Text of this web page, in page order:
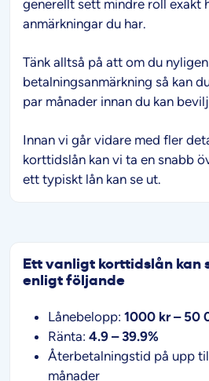
generellt sett mindre roll exakt
anmärkningar du har.
Tänk alltså på att om du
betalningsanmärkning så kan
par månader innan du kan
Innan vi går vidare med fler
korttidslån kan vi ta en snabb
ett typiskt lån kan se ut.
Ett vanligt korttidslån kan
enligt följande
Lånebelopp: 1000 kr – 50
Ränta: 4.9 – 39.9%
Återbetalningstid på upp
månader